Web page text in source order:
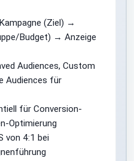
(Ziel) →
Budget) → Anzeige
Audiences, Custom
Audiences für
für Conversion-
Optimierung
von 4:1 bei